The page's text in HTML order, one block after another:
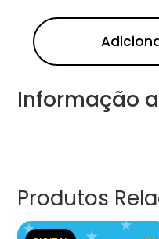
Informação
Produtos